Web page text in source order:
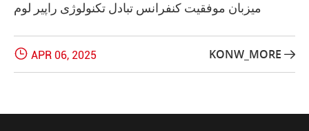
میزبان موفقیت کنفرانس تبادل تکنولوژی راپیر لوم
 APR 06, 2025 KONW_MORE 